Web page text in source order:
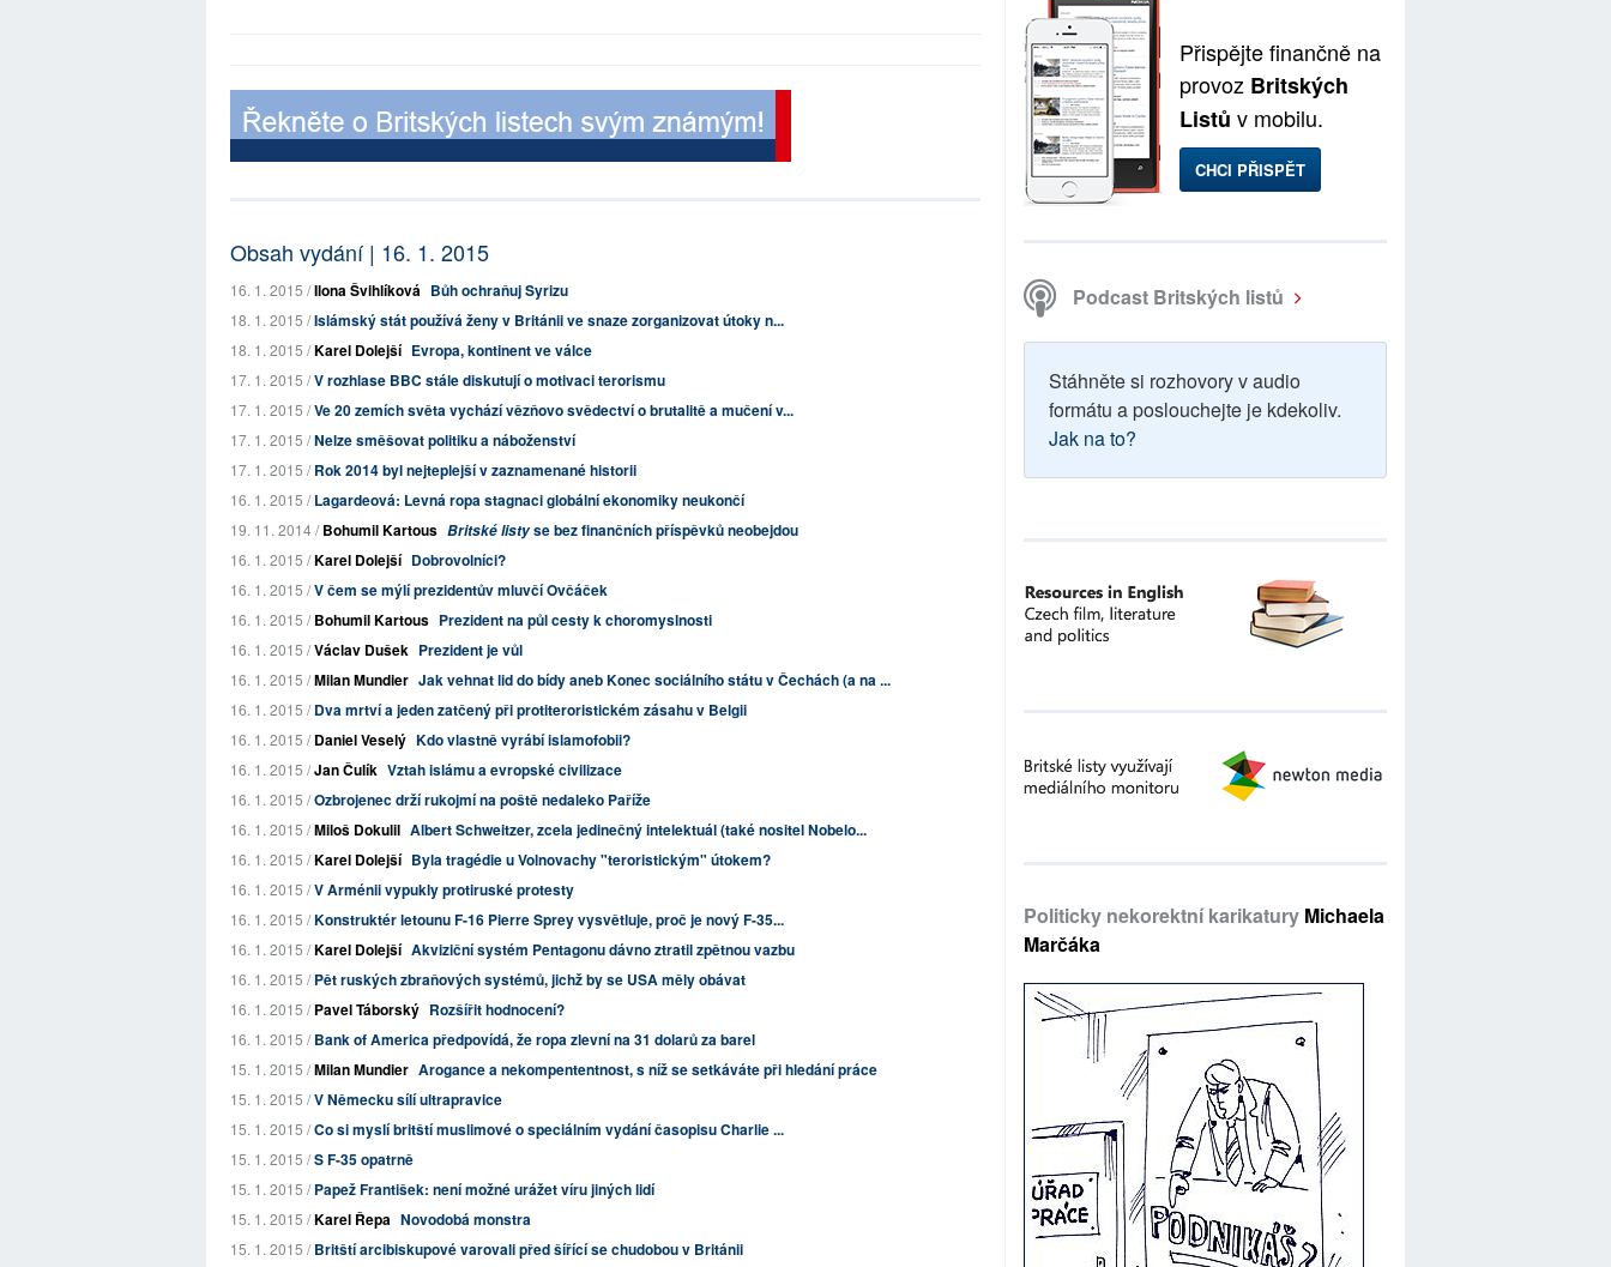
Obsah vydání | 16. 1. 2015
16. 1. 2015 /Ilona Švihlíková Bůh ochraňuj Syrizu
18. 1. 2015 /Islámský stát používá ženy v Británii ve snaze zorganizovat útoky n...
18. 1. 2015 /Karel Dolejší Evropa, kontinent ve válce
17. 1. 2015 /V rozhlase BBC stále diskutují o motivaci terorismu
17. 1. 2015 /Ve 20 zemích světa vychází vězňovo svědectví o brutalitě a mučení v...
17. 1. 2015 /Nelze směšovat politiku a náboženství
17. 1. 2015 /Rok 2014 byl nejteplejší v zaznamenané historii
16. 1. 2015 /Lagardeová: Levná ropa stagnaci globální ekonomiky neukončí
19. 11. 2014 /Bohumil Kartous Britské listyse bez finančních příspěvků neobejdou
16. 1. 2015 /Karel Dolejší Dobrovolníci?
16. 1. 2015 /V čem se mýlí prezidentův mluvčí Ovčáček
16. 1. 2015 /Bohumil Kartous Prezident na půl cesty k choromyslnosti
16. 1. 2015 /Václav Dušek Prezident je vůl
16. 1. 2015 /Milan Mundier Jak vehnat lid do bídy aneb Konec sociálního státu v Čechách (a na ...
16. 1. 2015 /Dva mrtví a jeden zatčený při protiteroristickém zásahu v Belgii
16. 1. 2015 /Daniel Veselý Kdo vlastně vyrábí islamofobii?
16. 1. 2015 /Jan Čulík Vztah islámu a evropské civilizace
16. 1. 2015 /Ozbrojenec drží rukojmí na poště nedaleko Paříže
16. 1. 2015 /Miloš Dokulil Albert Schweitzer, zcela jedinečný intelektuál (také nositel Nobelo...
16. 1. 2015 /Karel Dolejší Byla tragédie u Volnovachy "teroristickým" útokem?
16. 1. 2015 /V Arménii vypukly protiruské protesty
16. 1. 2015 /Konstruktér letounu F-16 Pierre Sprey vysvětluje, proč je nový F-35...
16. 1. 2015 /Karel Dolejší Akviziční systém Pentagonu dávno ztratil zpětnou vazbu
16. 1. 2015 /Pět ruských zbraňových systémů, jichž by se USA měly obávat
16. 1. 2015 /Pavel Táborský Rozšířit hodnocení?
16. 1. 2015 /Bank of America předpovídá, že ropa zlevní na 31 dolarů za barel
15. 1. 2015 /Milan Mundier Arogance a nekompententnost, s níž se setkáváte při hledání práce
15. 1. 2015 /V Německu sílí ultrapravice
15. 1. 2015 /Co si myslí britští muslimové o speciálním vydání časopisu Charlie ...
15. 1. 2015 /S F-35 opatrně
15. 1. 2015 /Papež František: není možné urážet víru jiných lidí
15. 1. 2015 /Karel Řepa Novodobá monstra
15. 1. 2015 /Britští arcibiskupové varovali před šířící se chudobou v Británii
Přispějte finančně na
provoz Britských
Listů v mobilu.
CHCI PŘISPĚT
Podcast Britských listů
Stáhněte si rozhovory v audio
formátu a poslouchejte je kdekoliv.
Jak na to?
Politicky nekorektní karikatury Michaela
Marčáka